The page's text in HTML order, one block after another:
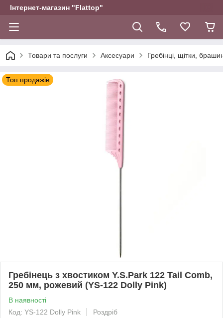
Інтернет-магазин "Flattop"
Товари та послуги Аксесуари Гребінці, щітки,
Топ продажів
Гребінець з хвостиком Y.S.Park 122 Tail Comb,
250 мм, рожевий (YS-122 Dolly Pink)
В наявності
Код: YS-122 Dolly Pink
Роздріб